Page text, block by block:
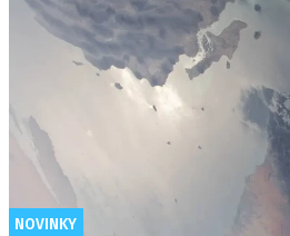
NOVINKY